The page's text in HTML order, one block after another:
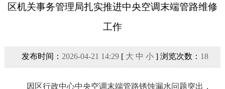
区机关事务管理局扎实推进中央空调末端管路维修
工作
发布时间： 2026-04-21 14:29[ 大 中 小] 浏览次数： 18
因区行政中心中央空调末端管路锈蚀漏水问题突出，